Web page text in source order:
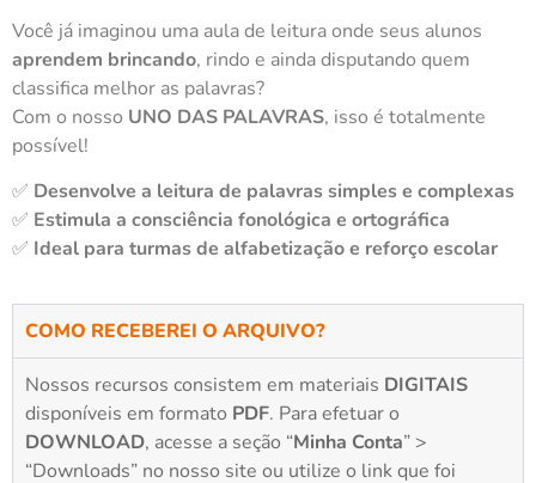
Você já imaginou uma aula de leitura onde seus alunos
aprendem brincando, rindo e ainda disputando quem
classifica melhor as palavras?
Com o nosso UNO DAS PALAVRAS, isso é totalmente
possível!
✅ Desenvolve a leitura de palavras simples e complexas
✅ Estimula a consciência fonológica e ortográfica
✅ Ideal para turmas de alfabetização e reforço escolar
COMO RECEBEREI O ARQUIVO?
Nossos recursos consistem em materiais DIGITAIS
disponíveis em formato PDF. Para efetuar o
DOWNLOAD, acesse a seção “Minha Conta” >
“Downloads” no nosso site ou utilize o link que foi